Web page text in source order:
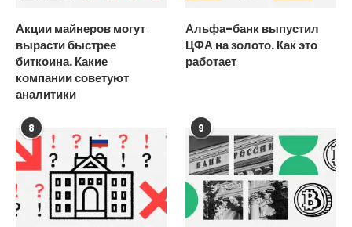
Акции майнеров могут
вырасти быстрее
биткоина. Какие
компании советуют
аналитики
Альфа-банк выпустил
ЦФА на золото. Как это
работает
8 9